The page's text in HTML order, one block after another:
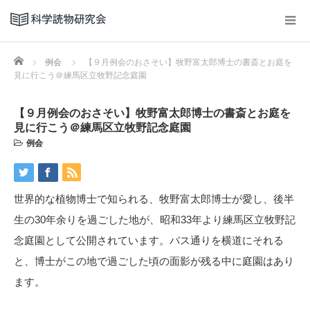
Home 例会
【９月例会のおさそい】牧野富太郎博士の書斎とお庭を
見に行こう＠練馬区立牧野記念庭園
【９月例会のおさそい】牧野富太郎博士の書斎とお庭を
見に行こう＠練馬区立牧野記念庭園
例会
世界的な植物博士で知られる、牧野富太郎博士が愛し、後半
生の30年余りを過ごした地が、昭和33年より練馬区立牧野記
念庭園として公開されています。バス通りを横道にそれる
と、博士がこの地で過ごした頃の面影が残る中に庭園はあり
ます。